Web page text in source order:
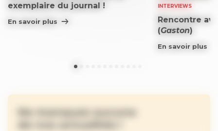
exemplaire du journal !
En savoir plus
INTERVIEWS
Rencontre
(Gaston)
En savoir plus
Ne manquez aucune